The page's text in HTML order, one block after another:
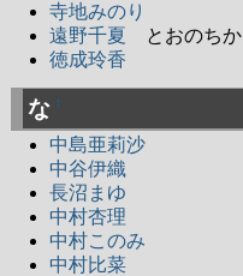
寺地みのり
遠野千夏 とおのちか
徳成玲香
な †
中島亜莉沙
中谷伊織
長沼まゆ
中村杏理
中村このみ
中村比菜